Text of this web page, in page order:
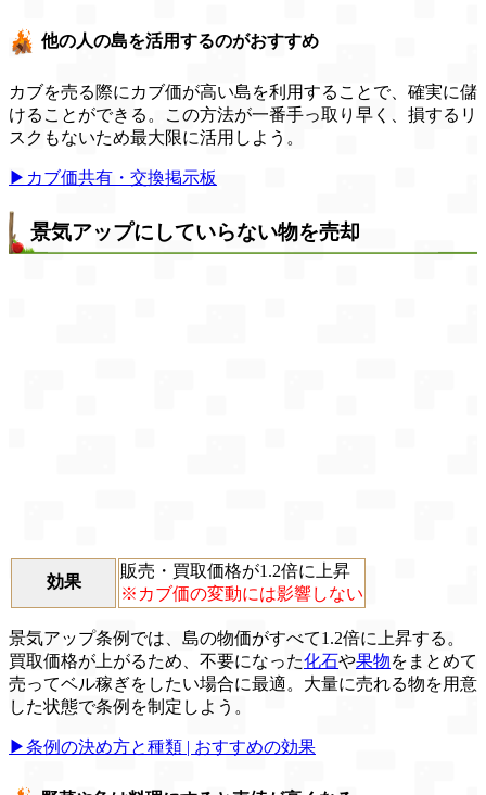
他の人の島を活用するのがおすすめ
カブを売る際にカブ価が高い島を利用することで、確実に儲
けることができる。この方法が一番手っ取り早く、損するリ
スクもないため最大限に活用しよう。
▶カブ価共有・交換掲示板
景気アップにしていらない物を売却
効果
販売・買取価格が1.2倍に上昇
※カブ価の変動には影響しない
景気アップ条例では、島の物価がすべて1.2倍に上昇する。
買取価格が上がるため、不要になった化石や果物をまとめて
売ってベル稼ぎをしたい場合に最適。大量に売れる物を用意
した状態で条例を制定しよう。
▶条例の決め方と種類 | おすすめの効果